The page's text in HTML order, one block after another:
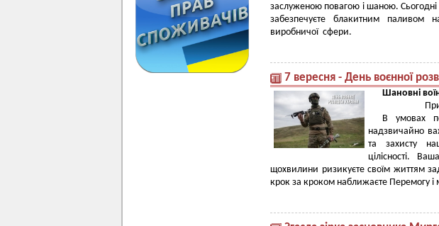
заслуженою повагою і шаною. Сьогодні
забезпечуєте блакитним паливом
виробничої сфери.
7 вересня - День воєнної
Шановні
В умовах
надзвичайно
та захисту
цілісності.
щохвилини ризикуєте своїм життям
крок за кроком наближаєте Перемогу і